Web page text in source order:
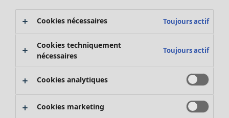
Promos SOLDES
Les promos de Gudrun Sjödén
Nouvel arrivage
Cookies nécessaires Toujours actif
Cookies techniquement
nécessaires
Toujours actif
Cookies analytiques
Cookies marketing